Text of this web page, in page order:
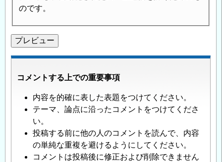
のです。
コメントする上での重要事項
内容を的確に表した表題をつけてください。
テーマ、論点に沿ったコメントをつけてくださ
い。
投稿する前に他の人のコメントを読んで、内容
の単純な重複を避けるようにしてください。
コメントは投稿後に修正および削除できません